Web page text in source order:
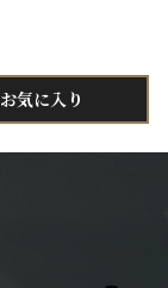
お気に入り